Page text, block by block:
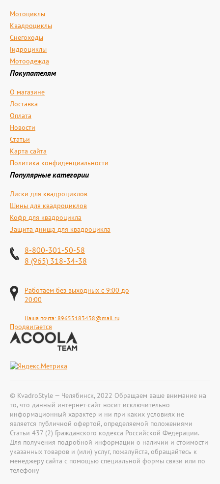
Мотоциклы
Квадроциклы
Снегоходы
Гидроциклы
Мотоодежда
Покупателям
О магазине
Доставка
Оплата
Новости
Статьи
Карта сайта
Политика конфиденциальности
Популярные категории
Диски для квадроциклов
Шины для квадроциклов
Кофр для квадроцикла
Защита днища для квадроцикла
8-800-301-50-58
8 (965) 318-34-38
Работаем без выходных с 9:00 до
20:00
Наша почта: 89653183438@mail.ru
Продвигается
© KvadroStyle — Челябинск, 2022 Обращаем ваше внимание на
то, что данный интернет-сайт носит исключительно
информационный характер и ни при каких условиях не
является публичной офертой, определяемой положениями
Статьи 437 (2) Гражданского кодекса Российской Федерации.
Для получения подробной информации о наличии и стоимости
указанных товаров и (или) услуг, пожалуйста, обращайтесь к
менеджеру сайта с помощью специальной формы связи или по
телефону